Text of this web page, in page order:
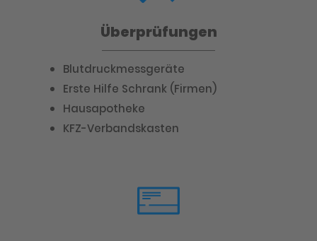
Überprüfungen
Blutdruckmessgeräte
Erste Hilfe Schrank (Firmen)
Hausapotheke
KFZ-Verbandskasten